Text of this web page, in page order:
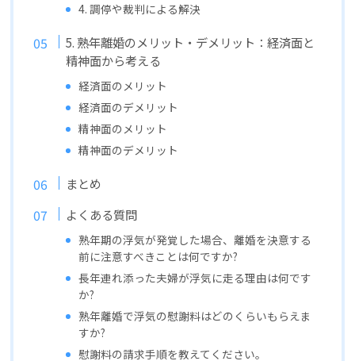
4. 調停や裁判による解決
5. 熟年離婚のメリット・デメリット：経済面と
精神面から考える
経済面のメリット
経済面のデメリット
精神面のメリット
精神面のデメリット
まとめ
よくある質問
熟年期の浮気が発覚した場合、離婚を決意する
前に注意すべきことは何ですか?
長年連れ添った夫婦が浮気に走る理由は何です
か?
熟年離婚で浮気の慰謝料はどのくらいもらえま
すか?
慰謝料の請求手順を教えてください。